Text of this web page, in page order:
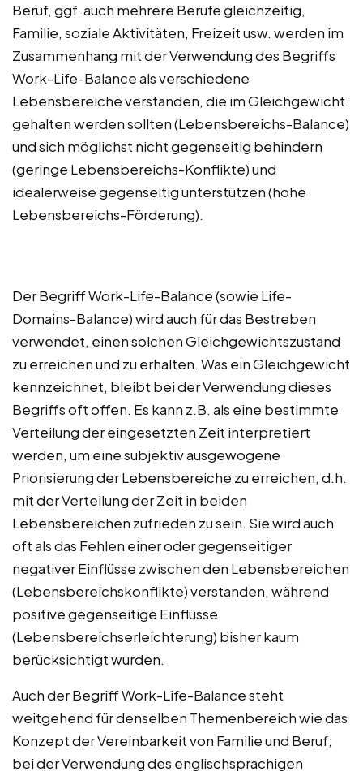
Beruf, ggf. auch mehrere Berufe gleichzeitig,
Familie, soziale Aktivitäten, Freizeit usw. werden im
Zusammenhang mit der Verwendung des Begriffs
Work-Life-Balance als verschiedene
Lebensbereiche verstanden, die im Gleichgewicht
gehalten werden sollten (Lebensbereichs-Balance)
und sich möglichst nicht gegenseitig behindern
(geringe Lebensbereichs-Konflikte) und
idealerweise gegenseitig unterstützen (hohe
Lebensbereichs-Förderung).
Der Begriff Work-Life-Balance (sowie Life-
Domains-Balance) wird auch für das Bestreben
verwendet, einen solchen Gleichgewichtszustand
zu erreichen und zu erhalten. Was ein Gleichgewicht
kennzeichnet, bleibt bei der Verwendung dieses
Begriffs oft offen. Es kann z.B. als eine bestimmte
Verteilung der eingesetzten Zeit interpretiert
werden, um eine subjektiv ausgewogene
Priorisierung der Lebensbereiche zu erreichen, d.h.
mit der Verteilung der Zeit in beiden
Lebensbereichen zufrieden zu sein. Sie wird auch
oft als das Fehlen einer oder gegenseitiger
negativer Einflüsse zwischen den Lebensbereichen
(Lebensbereichskonflikte) verstanden, während
positive gegenseitige Einflüsse
(Lebensbereichserleichterung) bisher kaum
berücksichtigt wurden.
Auch der Begriff Work-Life-Balance steht
weitgehend für denselben Themenbereich wie das
Konzept der Vereinbarkeit von Familie und Beruf;
bei der Verwendung des englischsprachigen